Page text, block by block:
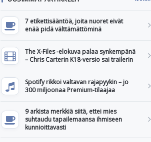
7 etikettisääntöä, joita nuoret eivät
enää pidä välttämättöminä
The X-Files -elokuva palaa synkempänä
– Chris Carterin K18-versio sai trailerin
Spotify rikkoi valtavan rajapyykin – jo
300 miljoonaa Premium-tilaajaa
9 arkista merkkiä siitä, ettei mies
suhtaudu tapailemaansa ihmiseen
kunnioittavasti